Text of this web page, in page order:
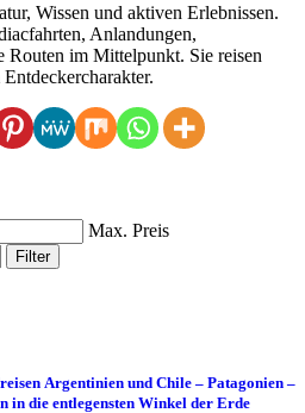
Wissen und aktiven Erlebnissen.
Anlandungen,
Routen im Mittelpunkt. Sie reisen
Max. Preis
Filter
Argentinien und Chile – Patagonien –
in die entlegensten Winkel der Erde